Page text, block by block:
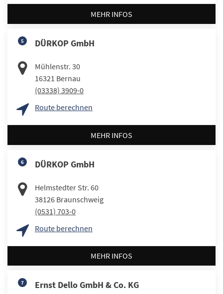
MEHR INFOS
5 DÜRKOP GmbH
Mühlenstr. 30
16321 Bernau
(03338) 3909-0
Route berechnen
MEHR INFOS
6 DÜRKOP GmbH
Helmstedter Str. 60
38126 Braunschweig
(0531) 703-0
Route berechnen
MEHR INFOS
7 Ernst Dello GmbH & Co. KG